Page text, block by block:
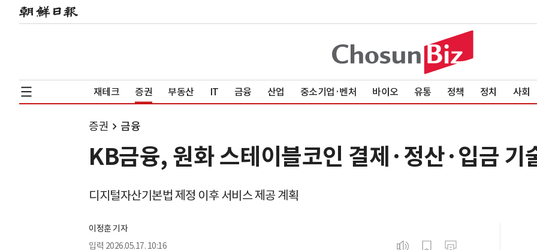
재테크 증권 부동산 IT 금융 산업 중소기업·벤처 바이오 유통 정책 정치 사회
증권 금융
KB금융, 원화 스테이블코인 결제·정산·입금 기
디지털자산기본법 제정 이후 서비스 제공 계획
이정훈 기자
입력 2026.05.17. 10:16